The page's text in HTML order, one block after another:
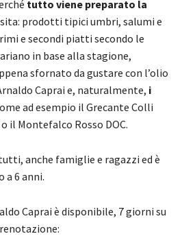
tutto viene preparato la
prodotti tipici umbri, salumi e
e secondi piatti secondo le
in base alla stagione,
sfornato da gustare con l’olio
Caprai e, naturalmente, i
ad esempio il Grecante Colli
il Montefalco Rosso DOC.
anche famiglie e ragazzi ed è
a 6 anni.
Caprai è disponibile, 7 giorni su